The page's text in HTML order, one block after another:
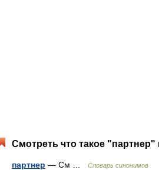
Смотреть что такое "партнер"
партнер — См … Словарь синонимов